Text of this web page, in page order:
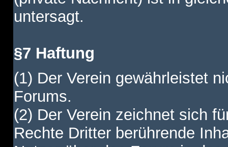
untersagt.
§7 Haftung
(1) Der Verein gewährleistet
Forums.
(2) Der Verein zeichnet sich
Rechte Dritter berührende